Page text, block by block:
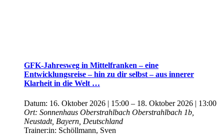
GFK-Jahresweg in Mittelfranken – eine
Entwicklungsreise – hin zu dir selbst – aus innerer
Klarheit in die Welt …
Datum: 16. Oktober 2026 | 15:00 – 18. Oktober 2026 | 13:00
Ort: Sonnenhaus Oberstrahlbach Oberstrahlbach 1b,
Neustadt, Bayern, Deutschland
Trainer:in: Schöllmann, Sven